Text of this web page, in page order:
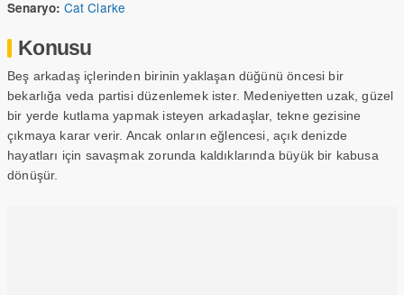
Senaryo: Cat Clarke
Konusu
Beş arkadaş içlerinden birinin yaklaşan düğünü öncesi bir
bekarlığa veda partisi düzenlemek ister. Medeniyetten uzak, güzel
bir yerde kutlama yapmak isteyen arkadaşlar, tekne gezisine
çıkmaya karar verir. Ancak onların eğlencesi, açık denizde
hayatları için savaşmak zorunda kaldıklarında büyük bir kabusa
dönüşür.